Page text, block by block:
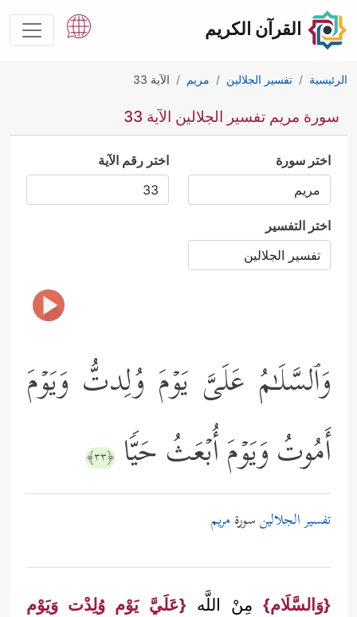
القرآن الكريم
الرئيسية تفسير الجلالين مريم الآية 33
سورة مريم تفسير الجلالين الآية 33
اختر سورة اختر رقم الآية
اختر التفسير
وَٱلسَّلَـٰمُ عَلَیَّ یَوۡمَ وُلِدتُّ وَیَوۡمَ
أَمُوتُ وَیَوۡمَ أُبۡعَثُ حَیࣰّا ﴿٣٣﴾
تفسير الجلالينسورة مريم
{وَالسَّلَام} مِنْ اللَّه {عَلَيَّ يَوْم وُلِدْت وَيَوْم